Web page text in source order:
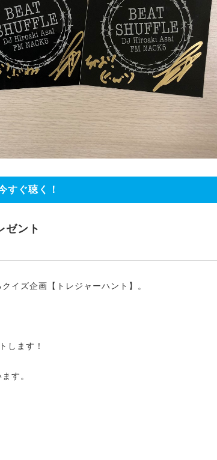
すぐ聴く！
ゼント
イズ企画【トレジャーハント】。
します！
す。